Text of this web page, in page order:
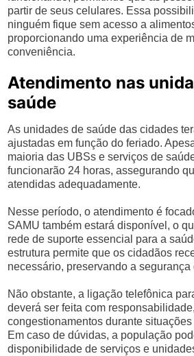
partir de seus celulares. Essa
ninguém fique sem acesso a
proporcionando uma experiência de
conveniência.
Atendimento nas
saúde
As unidades de saúde das cidades
ajustadas em função do feriado.
maioria das UBSs e serviços de
funcionarão 24 horas, assegurando
atendidas adequadamente.
Nesse período, o atendimento é
SAMU também estará disponível, o
rede de suporte essencial para a
estrutura permite que os cidadãos
necessário, preservando a segurança
Não obstante, a ligação telefônica
deverá ser feita com
congestionamentos durante
Em caso de dúvidas, a população
disponibilidade de serviços e